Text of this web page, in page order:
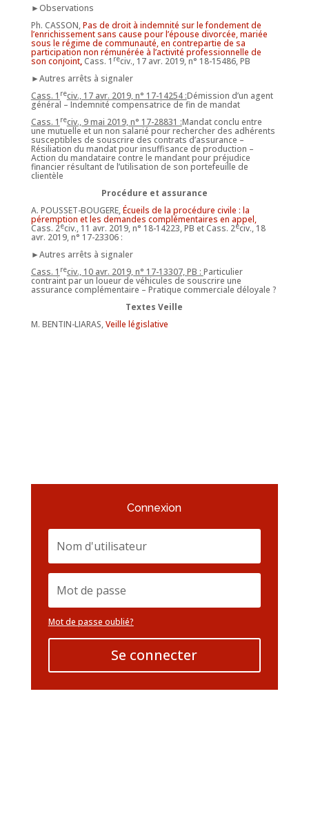
►Observations
Ph. CASSON,Pas de droit à indemnité sur le fondement de
l’enrichissement sans cause pour l’épouse divorcée, mariée
sous le régime de communauté, en contrepartie de sa
participation non rémunérée à l’activité professionnelle de
son conjoint,Cass. 1 reciv., 17 avr. 2019, n° 18-15486, PB
►Autres arrêts à signaler
Cass. 1 reciv., 17 avr. 2019, n° 17-14254 :Démission d’un agent
général – Indemnité compensatrice de fin de mandat
Cass. 1 reciv., 9 mai 2019, n° 17-28831 :Mandat conclu entre
une mutuelle et un non salarié pour rechercher des adhérents
susceptibles de souscrire des contrats d’assurance –
Résiliation du mandat pour insuffisance de production –
Action du mandataire contre le mandant pour préjudice
financier résultant de l’utilisation de son portefeuille de
clientèle
Procédure et assurance
A. POUSSET-BOUGERE,Écueils de la procédure civile : la
péremption et les demandes complémentaires en appel,
Cass. 2eciv., 11 avr. 2019, n° 18-14223, PB et Cass. 2eciv., 18
avr. 2019, n° 17-23306 :
►Autres arrêts à signaler
Cass. 1 reciv., 10 avr. 2019, n° 17-13307, PB : Particulier
contraint par un loueur de véhicules de souscrire une
assurance complémentaire – Pratique commerciale déloyale ?
Textes Veille
M. BENTIN-LIARAS,Veille législative
Connexion
Mot de passe oublié?
Se connecter